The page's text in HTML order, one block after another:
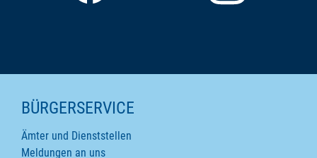
SEITENINHALTE
BÜRGERSERVICE
Ämter und Dienststellen
Meldungen an uns